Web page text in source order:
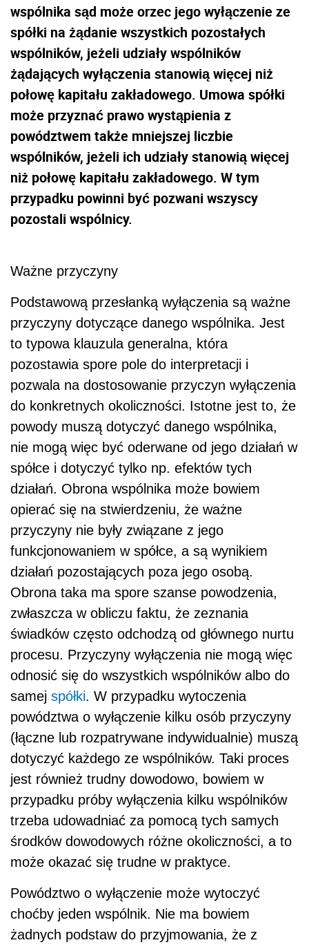
wspólnika sąd może orzec jego wyłączenie ze
spółki na żądanie wszystkich pozostałych
wspólników, jeżeli udziały wspólników
żądających wyłączenia stanowią więcej niż
połowę kapitału zakładowego. Umowa spółki
może przyznać prawo wystąpienia z
powództwem także mniejszej liczbie
wspólników, jeżeli ich udziały stanowią więcej
niż połowę kapitału zakładowego. W tym
przypadku powinni być pozwani wszyscy
pozostali wspólnicy.
Ważne przyczyny
Podstawową przesłanką wyłączenia są ważne
przyczyny dotyczące danego wspólnika. Jest
to typowa klauzula generalna, która
pozostawia spore pole do interpretacji i
pozwala na dostosowanie przyczyn wyłączenia
do konkretnych okoliczności. Istotne jest to, że
powody muszą dotyczyć danego wspólnika,
nie mogą więc być oderwane od jego działań w
spółce i dotyczyć tylko np. efektów tych
działań. Obrona wspólnika może bowiem
opierać się na stwierdzeniu, że ważne
przyczyny nie były związane z jego
funkcjonowaniem w spółce, a są wynikiem
działań pozostających poza jego osobą.
Obrona taka ma spore szanse powodzenia,
zwłaszcza w obliczu faktu, że zeznania
świadków często odchodzą od głównego nurtu
procesu. Przyczyny wyłączenia nie mogą więc
odnosić się do wszystkich wspólników albo do
samej spółki. W przypadku wytoczenia
powództwa o wyłączenie kilku osób przyczyny
(łączne lub rozpatrywane indywidualnie) muszą
dotyczyć każdego ze wspólników. Taki proces
jest również trudny dowodowo, bowiem w
przypadku próby wyłączenia kilku wspólników
trzeba udowadniać za pomocą tych samych
środków dowodowych różne okoliczności, a to
może okazać się trudne w praktyce.
Powództwo o wyłączenie może wytoczyć
choćby jeden wspólnik. Nie ma bowiem
żadnych podstaw do przyjmowania, że z